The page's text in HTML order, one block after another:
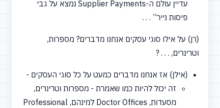
עדיין עולם ה-Supplier Payments נמצא על גבי
פיסות נייר” . . .
(רן) על אילו סוגי עסקים אנחנו מדברים? מספרות,
וטרינרים, . . . ?
(אילן) אז אנחנו מדברים כמעט על כל סוגי העסקים -
זה יכול להיות כמו שאמרת - מספרות וטרינרים,
מסעדות, Doctor Offices למינהם, Professional